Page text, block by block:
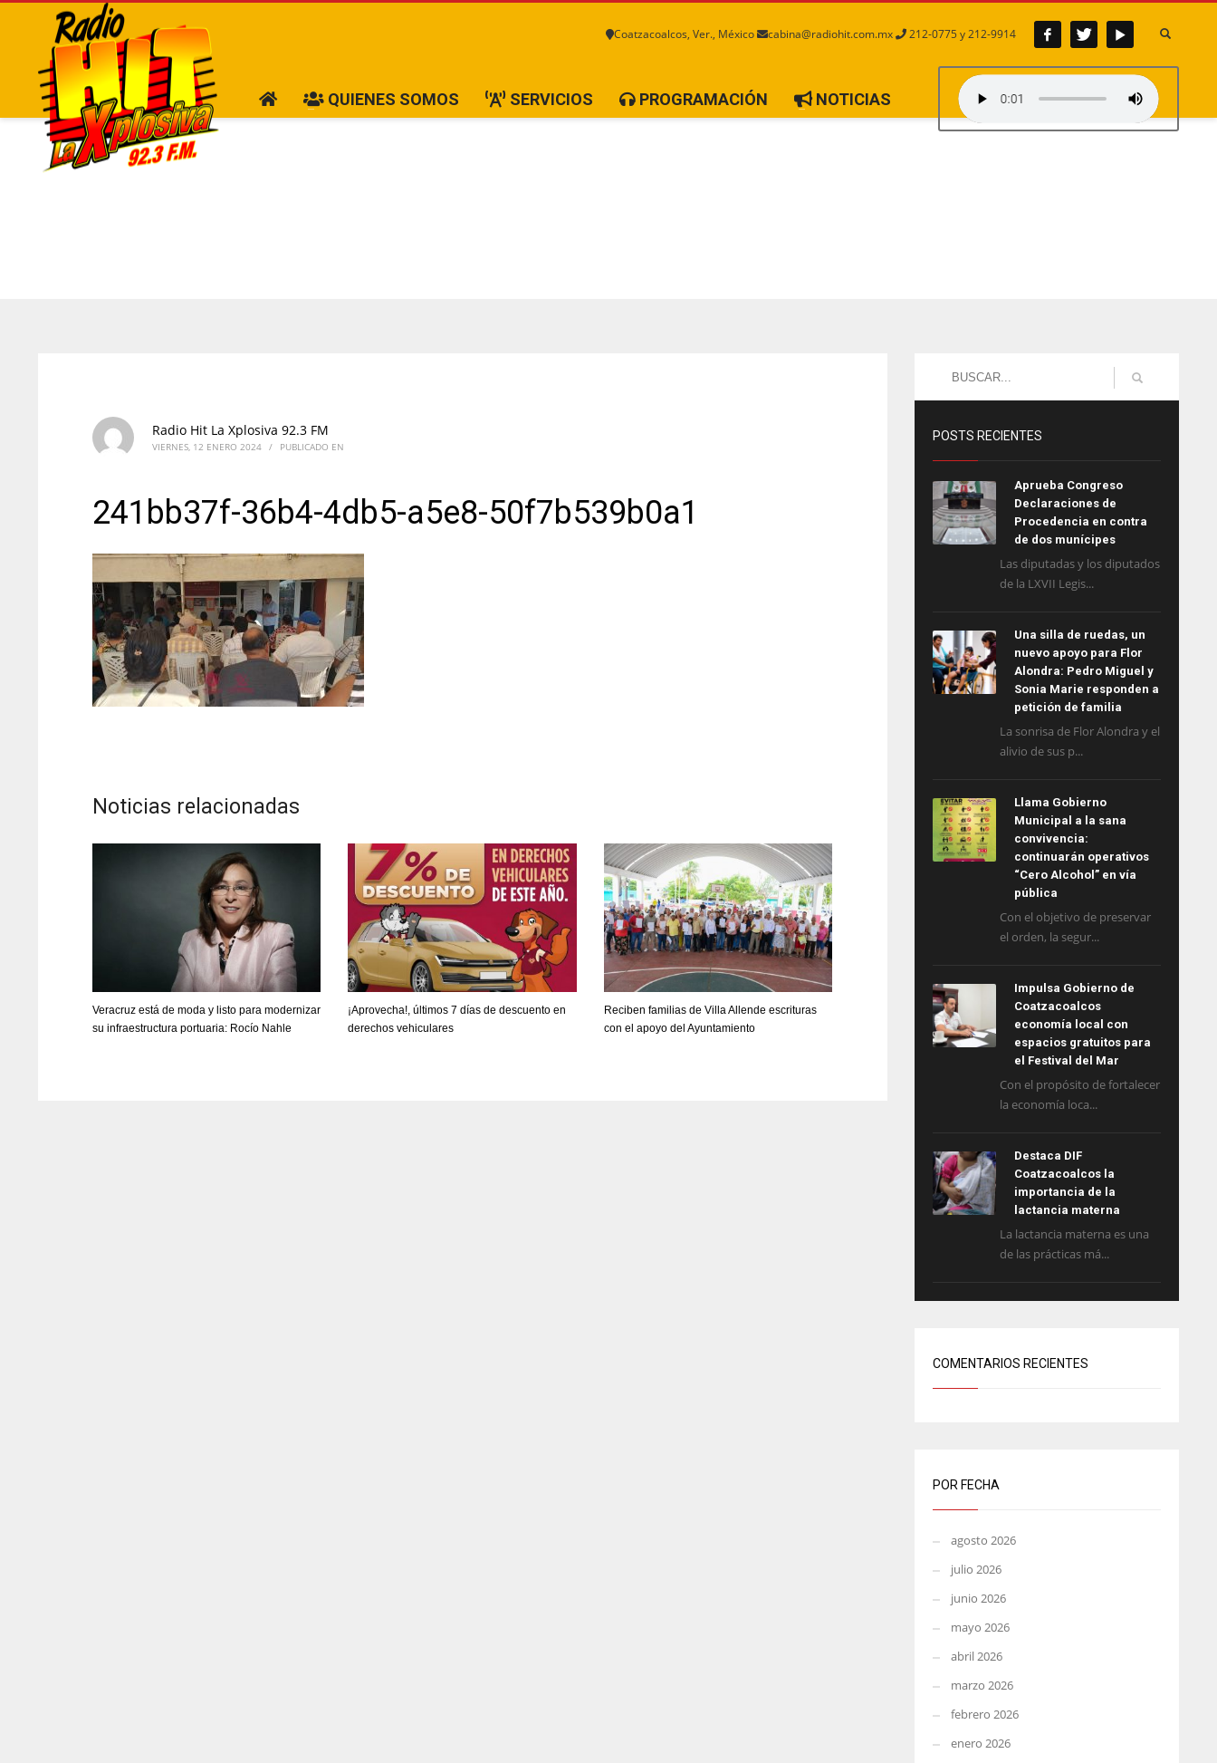
Coatzacoalcos, Ver., México cabina@radiohit.com.mx 212-0775 y 212-9914
QUIENES SOMOS SERVICIOS PROGRAMACIÓN NOTICIAS
Radio Hit La Xplosiva 92.3 FM
VIERNES, 12 ENERO 2024 / PUBLICADO EN
241bb37f-36b4-4db5-a5e8-50f7b539b0a1
Noticias relacionadas
Veracruz está de moda y listo para modernizar
su infraestructura portuaria: Rocío Nahle
¡Aprovecha!, últimos 7 días de descuento en
derechos vehiculares
Reciben familias de Villa Allende escrituras
con el apoyo del Ayuntamiento
POSTS RECIENTES
Aprueba Congreso
Declaraciones de
Procedencia en contra
de dos munícipes
Las diputadas y los diputados
de la LXVII Legis...
Una silla de ruedas, un
nuevo apoyo para Flor
Alondra: Pedro Miguel y
Sonia Marie responden a
petición de familia
La sonrisa de Flor Alondra y el
alivio de sus p...
Llama Gobierno
Municipal a la sana
convivencia:
continuarán operativos
“Cero Alcohol” en vía
pública
Con el objetivo de preservar
el orden, la segur...
Impulsa Gobierno de
Coatzacoalcos
economía local con
espacios gratuitos para
el Festival del Mar
Con el propósito de fortalecer
la economía loca...
Destaca DIF
Coatzacoalcos la
importancia de la
lactancia materna
La lactancia materna es una
de las prácticas má...
COMENTARIOS RECIENTES
POR FECHA
agosto 2026
julio 2026
junio 2026
mayo 2026
abril 2026
marzo 2026
febrero 2026
enero 2026